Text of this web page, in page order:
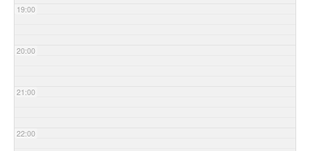
19:00
20:00
21:00
22:00